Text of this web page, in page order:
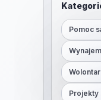
Pomoc
Projekty